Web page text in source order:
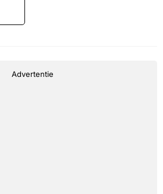
Advertentie